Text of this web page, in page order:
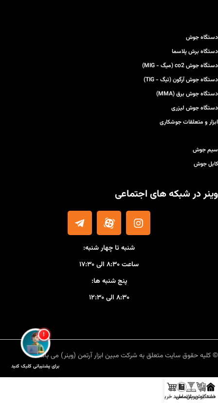
امکان انتخاب الکترود
آرگون خراشی
دستگاه جوش
دستگاه برش پلاسما
دستگاه جوش co2 (میگ - MIG)
دستگاه جوش آرگون (تیگ - TIG)
دستگاه جوش برق (MMA)
دستگاه جوش لیزری
ابزار و متعلقات جوشکاری
سیم جوش
کابل جوش
وینر در شبکه های اجتماعی
شنبه تا چهار شنبه:
ساعت ۸:۳۰ الی ۱۷:۳۰
پنج شنبه ها:
۸:۳۰ الی ۱۲:۳۰
© کلیه حقوق سایت متعلق به شرکت مبین ابزار آرتمن (وینر) می باشد.
!
برای پشتیبانی کلیک کنید
خانه
دستگاه جوش
برش پلاسما
تماسسبد خرید